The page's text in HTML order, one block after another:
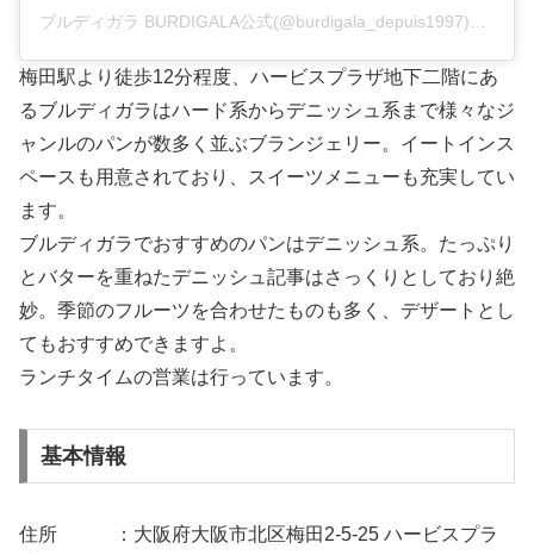
ブルディガラ BURDIGALA公式(@burdigala_depuis1997)がシェアした投稿
梅田駅より徒歩12分程度、ハービスプラザ地下二階にあ
るブルディガラはハード系からデニッシュ系まで様々なジ
ャンルのパンが数多く並ぶブランジェリー。イートインス
ペースも用意されており、スイーツメニューも充実してい
ます。
ブルディガラでおすすめのパンはデニッシュ系。たっぷり
とバターを重ねたデニッシュ記事はさっくりとしており絶
妙。季節のフルーツを合わせたものも多く、デザートとし
てもおすすめできますよ。
ランチタイムの営業は行っています。
基本情報
住所 ：大阪府大阪市北区梅田2-5-25 ハービスプラ